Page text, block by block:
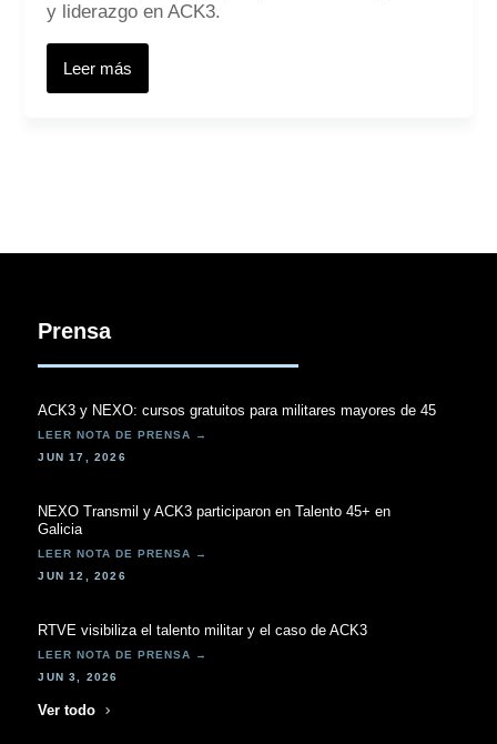
y liderazgo en ACK3.
Leer más
Prensa
ACK3 y NEXO: cursos gratuitos para militares mayores de 45
JUN 17, 2026
NEXO Transmil y ACK3 participaron en Talento 45+ en
Galicia
JUN 12, 2026
RTVE visibiliza el talento militar y el caso de ACK3
JUN 3, 2026
Ver todo